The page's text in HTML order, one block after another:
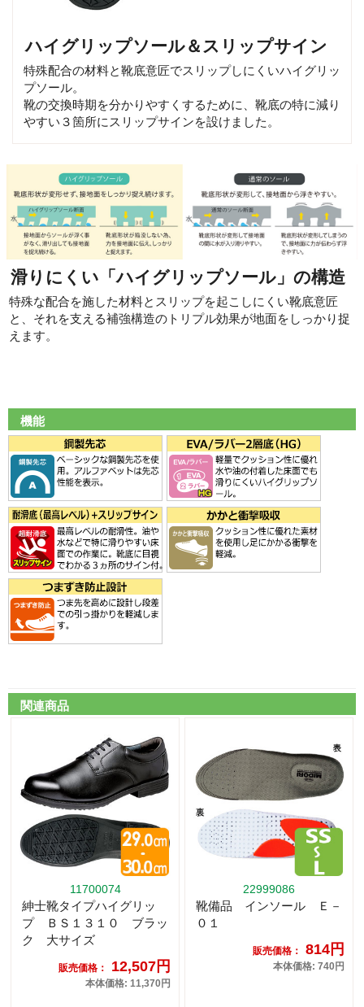
ハイグリップソール＆スリップサイン
特殊配合の材料と靴底意匠でスリップしにくいハイグリッ
プソール。
靴の交換時期を分かりやすくするために、靴底の特に減り
やすい３箇所にスリップサインを設けました。
滑りにくい「ハイグリップソール」の構造
特殊な配合を施した材料とスリップを起こしにくい靴底意匠
と、それを支える補強構造のトリプル効果が地面をしっかり捉
えます。
機能
関連商品
11700074
紳士靴タイプハイグリッ
プ ＢＳ１３１０ ブラッ
ク 大サイズ
販売価格： 12,507円
本体価格: 11,370円
22999086
靴備品 インソール Ｅ－
０１
販売価格： 814円
本体価格: 740円